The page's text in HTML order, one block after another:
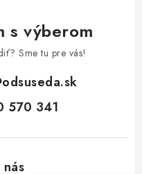
s výberom
Sme tu pre vás!
odsuseda.sk
570 341